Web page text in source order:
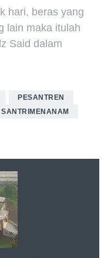
hari, beras yang
lain maka itulah
Said dalam
PESANTREN
SANTRIMENANAM